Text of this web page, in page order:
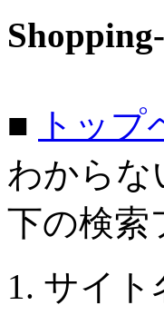
■ トップ
わからな
下の検索
サイト